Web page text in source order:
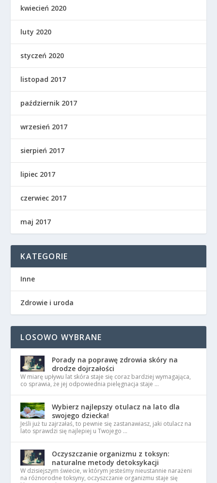
kwiecień 2020
luty 2020
styczeń 2020
listopad 2017
październik 2017
wrzesień 2017
sierpień 2017
lipiec 2017
czerwiec 2017
maj 2017
KATEGORIE
Inne
Zdrowie i uroda
LOSOWO WYBRANE
Porady na poprawę zdrowia skóry na
drodze dojrzałości
W miarę upływu lat skóra staje się coraz bardziej wymagająca,
co sprawia, że jej odpowiednia pielęgnacja staje …
Wybierz najlepszy otulacz na lato dla
swojego dziecka!
Jeśli już tu zajrzałaś, to pewnie się zastanawiasz, jaki otulacz na
lato sprawdzi się najlepiej u Twojego …
Oczyszczanie organizmu z toksyn:
naturalne metody detoksykacji
W dzisiejszym świecie, w którym jesteśmy nieustannie narażeni
na różnorodne toksyny, oczyszczanie organizmu staje się